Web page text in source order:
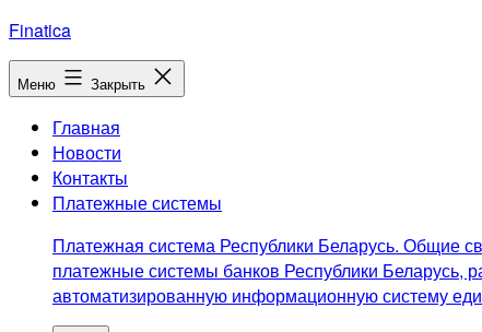
Перейти
к
содержимому
Finatica
Меню Закрыть
Главная
Новости
Контакты
Платежные системы
Платежная система Республики Беларусь. Общие
платежные системы банков Республики Беларусь,
автоматизированную информационную систему